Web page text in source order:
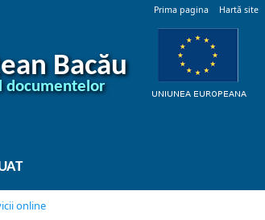
Prima pagina Hartă site
Bacău
documentelor
online